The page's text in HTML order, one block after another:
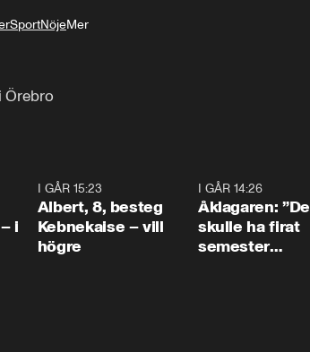
SportNöjeMer
Örebro
i
I GÅR 15:23
Albert, 8, besteg
Kebnekaise – vill
högre
I GÅR 14:26
Åklagaren: ”De
skulle ha firat
semester